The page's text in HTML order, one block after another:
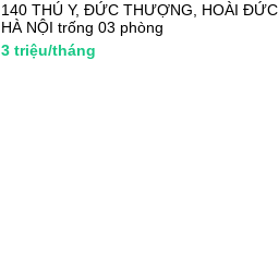
140 THÚ Y, ĐỨC THƯỢNG, HOÀI ĐỨC,
HÀ NỘI trống 03 phòng
3 triệu/tháng